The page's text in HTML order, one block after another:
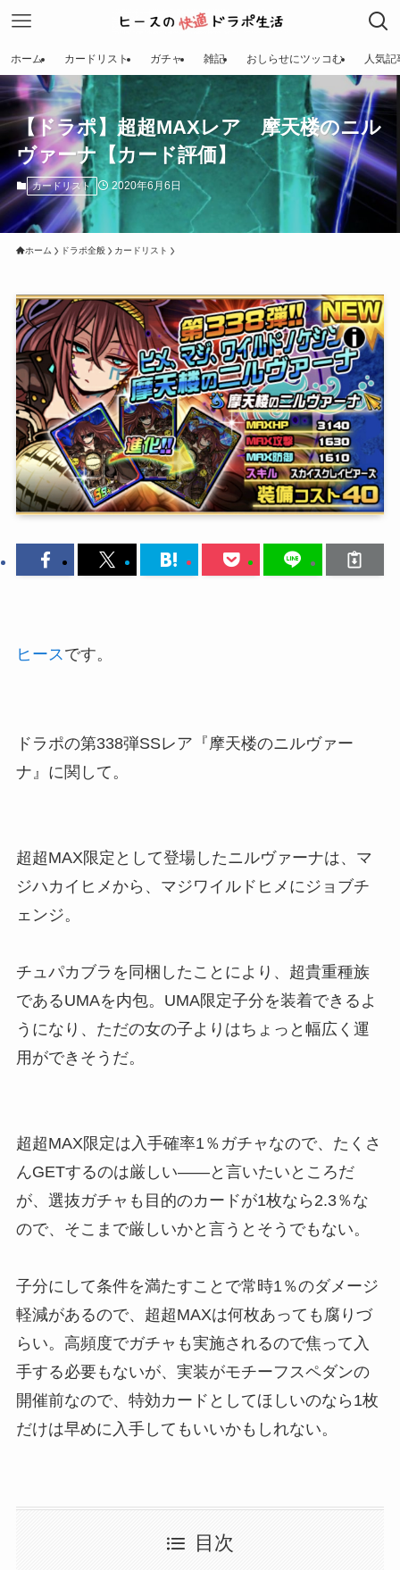
ホーム カードリスト ガチャ 雑記 おしらせにツッコむ 人気記
【ドラポ】超超MAXレア 摩天楼のニル
ヴァーナ【カード評価】
カードリスト 2020年6月6日
ホーム ドラポ全般 カードリスト
ヒース です。
ドラポの第338弾SSレア『摩天楼のニルヴァー
ナ』に関して。
超超MAX限定として登場したニルヴァーナは、マ
ジハカイヒメから、マジワイルドヒメにジョブチ
ェンジ。
チュパカブラを同梱したことにより、超貴重種族
であるUMAを内包。UMA限定子分を装着できるよ
うになり、ただの女の子よりはちょっと幅広く運
用ができそうだ。
超超MAX限定は入手確率1％ガチャなので、たくさ
んGETするのは厳しい――と言いたいところだ
が、選抜ガチャも目的のカードが1枚なら2.3％な
ので、そこまで厳しいかと言うとそうでもない。
子分にして条件を満たすことで常時1％のダメージ
軽減があるので、超超MAXは何枚あっても腐りづ
らい。高頻度でガチャも実施されるので焦って入
手する必要もないが、実装がモチーフスペダンの
開催前なので、特効カードとしてほしいのなら1枚
だけは早めに入手してもいいかもしれない。
目次